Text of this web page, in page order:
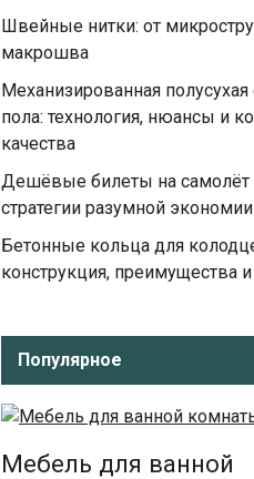
Швейные нитки: от
макрошва
Механизированная полусухая
пола: технология, нюансы и
качества
Дешёвые билеты на самолёт
стратегии разумной экономии
Бетонные кольца для
конструкция, преимущества
Популярное
Мебель для ванной